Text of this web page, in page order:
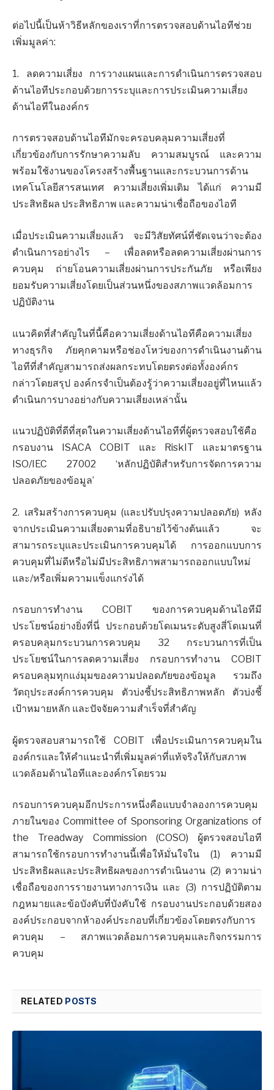
ต่อไปนี้เป็นห้าวิธีหลักของเราที่การตรวจสอบด้านไอทีช่วย
เพิ่มมูลค่า:
1. ลดความเสี่ยง การวางแผนและการดำเนินการตรวจสอบ
ด้านไอทีประกอบด้วยการระบุและการประเมินความเสี่ยง
ด้านไอทีในองค์กร
การตรวจสอบด้านไอทีมักจะครอบคลุมความเสี่ยงที่
เกี่ยวข้องกับการรักษาความลับ ความสมบูรณ์ และความ
พร้อมใช้งานของโครงสร้างพื้นฐานและกระบวนการด้าน
เทคโนโลยีสารสนเทศ ความเสี่ยงเพิ่มเติม ได้แก่ ความมี
ประสิทธิผล ประสิทธิภาพ และความน่าเชื่อถือของไอที
เมื่อประเมินความเสี่ยงแล้ว จะมีวิสัยทัศน์ที่ชัดเจนว่าจะต้อง
ดำเนินการอย่างไร – เพื่อลดหรือลดความเสี่ยงผ่านการ
ควบคุม ถ่ายโอนความเสี่ยงผ่านการประกันภัย หรือเพียง
ยอมรับความเสี่ยงโดยเป็นส่วนหนึ่งของสภาพแวดล้อมการ
ปฏิบัติงาน
แนวคิดที่สำคัญในที่นี้คือความเสี่ยงด้านไอทีคือความเสี่ยง
ทางธุรกิจ ภัยคุกคามหรือช่องโหว่ของการดำเนินงานด้าน
ไอทีที่สำคัญสามารถส่งผลกระทบโดยตรงต่อทั้งองค์กร
กล่าวโดยสรุป องค์กรจำเป็นต้องรู้ว่าความเสี่ยงอยู่ที่ไหนแล้ว
ดำเนินการบางอย่างกับความเสี่ยงเหล่านั้น
แนวปฏิบัติที่ดีที่สุดในความเสี่ยงด้านไอทีที่ผู้ตรวจสอบใช้คือ
กรอบงาน ISACA COBIT และ RiskIT และมาตรฐาน
ISO/IEC 27002 ‘หลักปฏิบัติสำหรับการจัดการความ
ปลอดภัยของข้อมูล’
2. เสริมสร้างการควบคุม (และปรับปรุงความปลอดภัย) หลัง
จากประเมินความเสี่ยงตามที่อธิบายไว้ข้างต้นแล้ว จะ
สามารถระบุและประเมินการควบคุมได้ การออกแบบการ
ควบคุมที่ไม่ดีหรือไม่มีประสิทธิภาพสามารถออกแบบใหม่
และ/หรือเพิ่มความแข็งแกร่งได้
กรอบการทำงาน COBIT ของการควบคุมด้านไอทีมี
ประโยชน์อย่างยิ่งที่นี่ ประกอบด้วยโดเมนระดับสูงสี่โดเมนที่
ครอบคลุมกระบวนการควบคุม 32 กระบวนการที่เป็น
ประโยชน์ในการลดความเสี่ยง กรอบการทำงาน COBIT
ครอบคลุมทุกแง่มุมของความปลอดภัยของข้อมูล รวมถึง
วัตถุประสงค์การควบคุม ตัวบ่งชี้ประสิทธิภาพหลัก ตัวบ่งชี้
เป้าหมายหลัก และปัจจัยความสำเร็จที่สำคัญ
ผู้ตรวจสอบสามารถใช้ COBIT เพื่อประเมินการควบคุมใน
องค์กรและให้คำแนะนำที่เพิ่มมูลค่าที่แท้จริงให้กับสภาพ
แวดล้อมด้านไอทีและองค์กรโดยรวม
กรอบการควบคุมอีกประการหนึ่งคือแบบจำลองการควบคุม
ภายในของ Committee of Sponsoring Organizations of
the Treadway Commission (COSO) ผู้ตรวจสอบไอที
สามารถใช้กรอบการทำงานนี้เพื่อให้มั่นใจใน (1) ความมี
ประสิทธิผลและประสิทธิผลของการดำเนินงาน (2) ความน่า
เชื่อถือของการรายงานทางการเงิน และ (3) การปฏิบัติตาม
กฎหมายและข้อบังคับที่บังคับใช้ กรอบงานประกอบด้วยสอง
องค์ประกอบจากห้าองค์ประกอบที่เกี่ยวข้องโดยตรงกับการ
ควบคุม – สภาพแวดล้อมการควบคุมและกิจกรรมการ
ควบคุม
RELATED POSTS